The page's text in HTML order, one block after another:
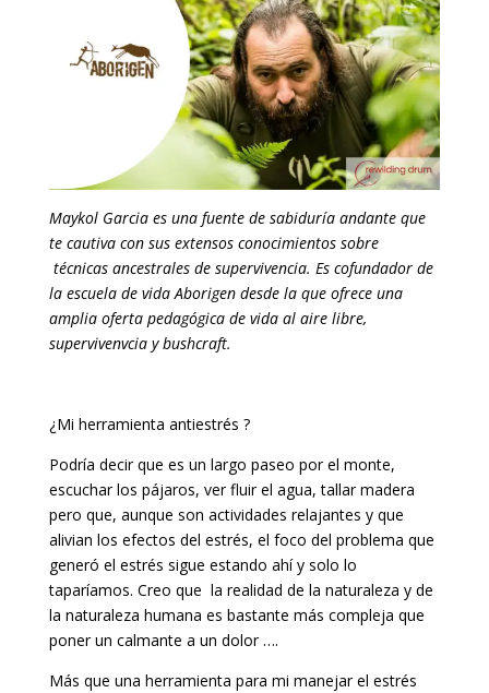
Maykol Garcia es una fuente de sabiduría andante que
te cautiva con sus extensos conocimientos sobre
técnicas ancestrales de supervivencia. Es cofundador de
la escuela de vida Aborigen desde la que ofrece una
amplia oferta pedagógica de vida al aire libre,
supervivenvcia y bushcraft.
¿Mi herramienta antiestrés ?
Podría decir que es un largo paseo por el monte,
escuchar los pájaros, ver fluir el agua, tallar madera
pero que, aunque son actividades relajantes y que
alivian los efectos del estrés, el foco del problema que
generó el estrés sigue estando ahí y solo lo
taparíamos. Creo que la realidad de la naturaleza y de
la naturaleza humana es bastante más compleja que
poner un calmante a un dolor ….
Más que una herramienta para mi manejar el estrés